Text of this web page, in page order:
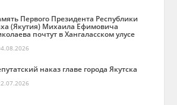
Первого Президента Республики
(Якутия) Михаила Ефимовича
почтут в Хангаласском улусе
наказ главе города Якутска